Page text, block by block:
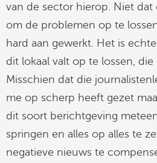
van de sector hierop. Niet dat
om de problemen op te
hard aan gewerkt. Het is
dit lokaal valt op te lossen,
Misschien dat die
me op scherp heeft gezet
dit soort berichtgeving
springen en alles op alles te
negatieve nieuws te